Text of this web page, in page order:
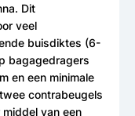
Dit
veel
buisdiktes (6-
bagagedragers
en een minimale
contrabeugels
van een